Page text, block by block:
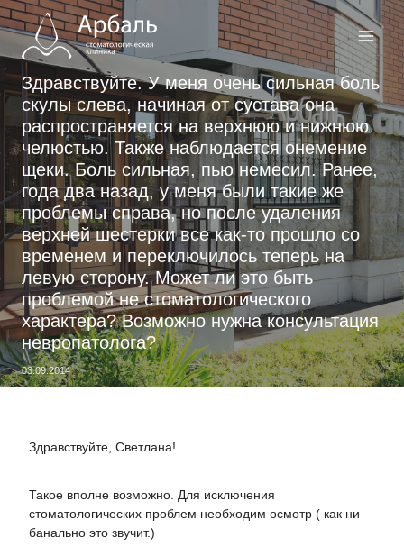
Перейти
к
содержимому
Здравствуйте. У меня очень сильная боль
скулы слева, начиная от сустава она
распространяется на верхнюю и нижнюю
челюстью. Также наблюдается онемение
щеки. Боль сильная, пью немесил. Ранее,
года два назад, у меня были такие же
проблемы справа, но после удаления
верхней шестерки все как-то прошло со
временем и переключилось теперь на
левую сторону. Может ли это быть
проблемой не стоматологического
характера? Возможно нужна консультация
невропатолога?
03.09.2014
Здравствуйте, Светлана!
Такое вполне возможно. Для исключения
стоматологических проблем необходим осмотр ( как ни
банально это звучит.)